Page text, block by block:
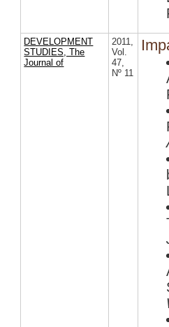
DEVELOPMENT
STUDIES, The
Journal of
2011,
Vol.
47,
Nº 11